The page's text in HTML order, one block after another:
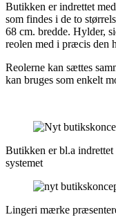
Butikken er indrettet
som findes i de to
68 cm. bredde. Hylder,
reolen med i præcis den
Reolerne kan sættes
kan bruges som enkelt
Butikken er bl.a
systemet
Lingeri mærke